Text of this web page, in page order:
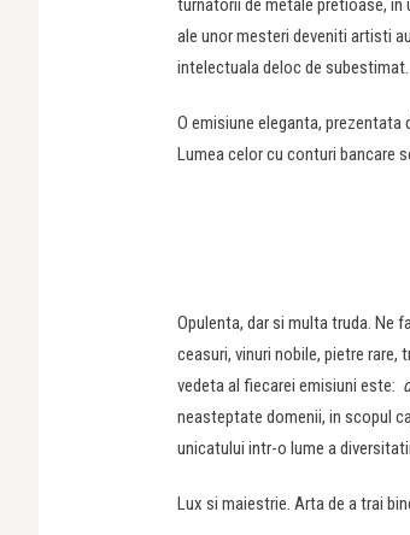
turnatorii de metale pretioase,
ale unor mesteri deveniti artisti
intelectuala deloc de subestimat.
O emisiune eleganta, prezentata
Lumea celor cu conturi bancare
Opulenta, dar si multa truda.
ceasuri, vinuri nobile, pietre
vedeta al fiecarei emisiuni este:
neasteptate domenii, in scopul
unicatului intr-o lume a
Lux si maiestrie. Arta de a trai